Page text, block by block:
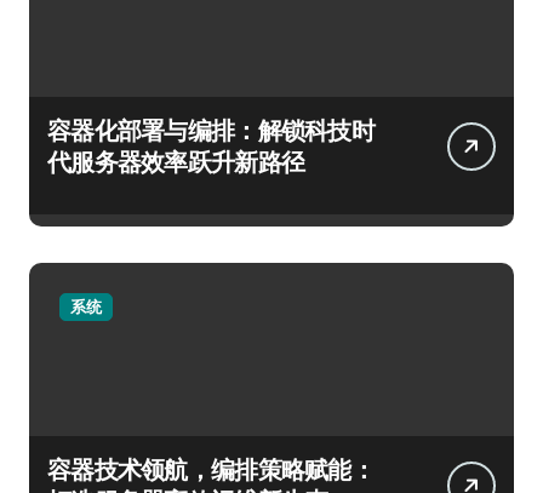
容器化部署与编排：解锁科技时
代服务器效率跃升新路径
系统
容器技术领航，编排策略赋能：